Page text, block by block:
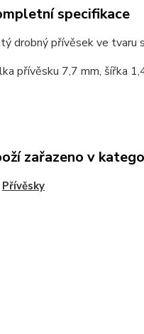
specifikace
drobný přívěsek ve tvaru
přívěsku 7,7 mm, šířka
zařazeno v
Přívěsky